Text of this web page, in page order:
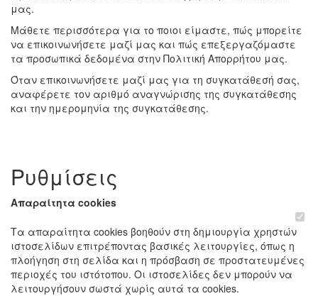
μας.
Μάθετε περισσότερα για το ποιοι είμαστε, πώς μπορείτε
να επικοινωνήσετε μαζί μας και πώς επεξεργαζόμαστε
τα προσωπικά δεδομένα στην Πολιτική Απορρήτου μας.
Όταν επικοινωνήσετε μαζί μας για τη συγκατάθεσή σας,
αναφέρετε τον αριθμό αναγνώρισης της συγκατάθεσης
και την ημερομηνία της συγκατάθεσης.
Ρυθμίσεις
Απαραίτητα cookies
Τα απαραίτητα cookies βοηθούν στη δημιουργία χρηστών
ιστοσελίδων επιτρέποντας βασικές λειτουργίες, όπως η
πλοήγηση στη σελίδα και η πρόσβαση σε προστατευμένες
περιοχές του ιστότοπου. Οι ιστοσελίδες δεν μπορούν να
λειτουργήσουν σωστά χωρίς αυτά τα cookies.